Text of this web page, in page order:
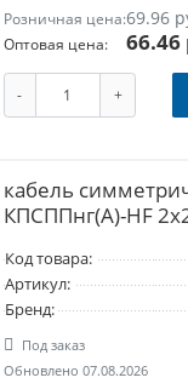
Розничная цена:69.96
Оптовая цена:
- +
кабель
КПСППнг(А)-HF
Код товара:
Артикул:
Бренд:
Под заказ
Обновлено 07.08.2026